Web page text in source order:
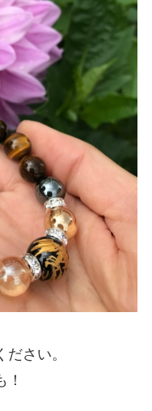
さい。